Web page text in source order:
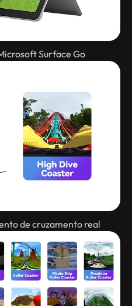
Surface Go
de cruzamento real